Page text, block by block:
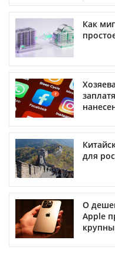
Как
для
О
Apple